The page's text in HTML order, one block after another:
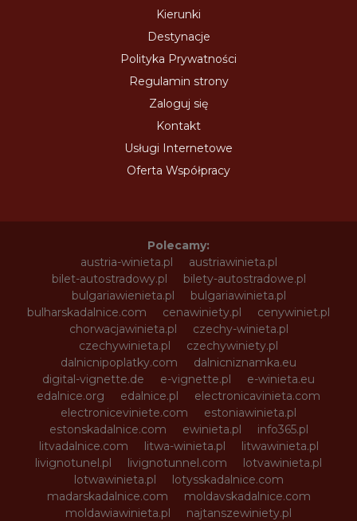
Kierunki
Destynacje
Polityka Prywatności
Regulamin strony
Zaloguj się
Kontakt
Usługi Internetowe
Oferta Współpracy
Polecamy:
austria-winieta.pl
austriawinieta.pl
bilet-autostradowy.pl
bilety-autostradowe.pl
bulgariawienieta.pl
bulgariawinieta.pl
bulharskadalnice.com
cenawiniety.pl
cenywiniet.pl
chorwacjawinieta.pl
czechy-winieta.pl
czechywinieta.pl
czechywiniety.pl
dalnicnipoplatky.com
dalnicniznamka.eu
digital-vignette.de
e-vignette.pl
e-winieta.eu
edalnice.org
edalnice.pl
electronicavinieta.com
electroniceviniete.com
estoniawinieta.pl
estonskadalnice.com
ewinieta.pl
info365.pl
litvadalnice.com
litwa-winieta.pl
litwawinieta.pl
livignotunel.pl
livignotunnel.com
lotvawinieta.pl
lotwawinieta.pl
lotysskadalnice.com
madarskadalnice.com
moldavskadalnice.com
moldawiawinieta.pl
najtanszewiniety.pl